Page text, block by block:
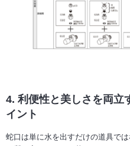
4. 利便性と美しさを両立
イント
蛇口は単に水を出すだけの道具で